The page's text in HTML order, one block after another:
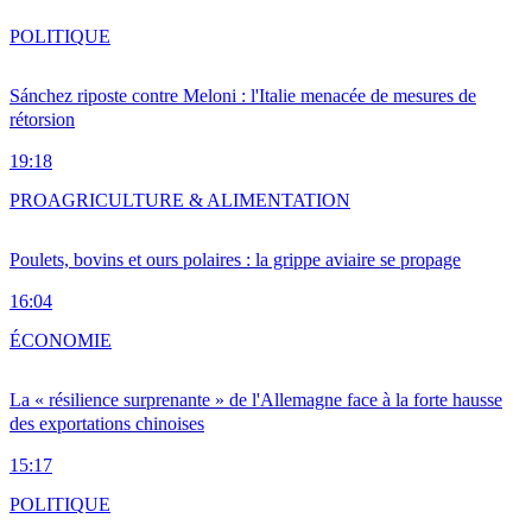
Sánchez riposte contre Meloni : l'Italie menacée de mesures de
rétorsion
19:18
POLITIQUE
Poulets, bovins et ours polaires : la grippe aviaire se propage
16:04
PROAGRICULTURE & ALIMENTATION
La « résilience surprenante » de l'Allemagne face à la forte hausse
des exportations chinoises
15:17
ÉCONOMIE
POLITIQUE